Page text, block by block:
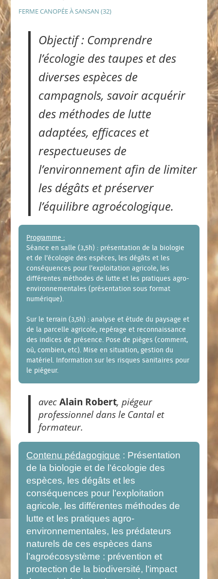
FERME CANOPÉE À SANSAN (32)
Objectif : Comprendre
l’écologie des taupes et des
diverses espèces de
campagnols, savoir acquérir
des méthodes de lutte
adaptées, efficaces et
respectueuses de
l’environnement afin de limiter
les dégâts et préserver
l’équilibre agroécologique.
Programme :
Séance en salle (3,5h) : présentation de la biologie
et de l’écologie des espèces, les dégâts et les
conséquences pour l’exploitation agricole, les
différentes méthodes de lutte et les pratiques agro-
environnementales (présentation sous format
numérique).
Sur le terrain (3,5h) : analyse et étude du paysage et
de la parcelle agricole, repérage et reconnaissance
des indices de présence. Pose de pièges (comment,
où, combien, etc). Mise en situation, gestion du
matériel. Information sur les risques sanitaires pour
le piégeur.
avecAlain Robert, piégeur
professionnel dans le Cantal et
formateur.
Contenu pédagogique : Présentation
de la biologie et de l’écologie des
espèces, les dégâts et les
conséquences pour l’exploitation
agricole, les différentes méthodes de
lutte et les pratiques agro-
environnementales, les prédateurs
naturels de ces espèces dans
l’agroécosystème : prévention et
protection de la biodiversité, l'impact